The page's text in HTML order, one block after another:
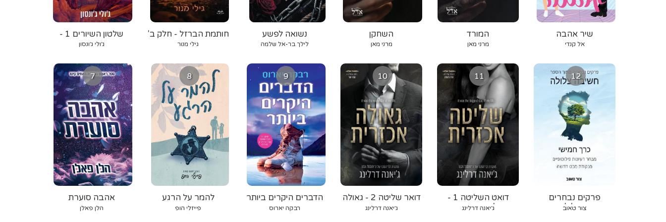
שלטון השיורים 1 -
אורגת הרוח
ג׳ולי ג׳ונסון
חותמת הברזל - חלק ב'
גילי מנור
נשואה לפשע
לילך בר-אל שלמה
השחקן
מרני מאן
המורד
מרני מאן
שיר אהבה
אל קנדי
7
אהבה סוערת
הלן פאלן
8
להמר על הרגע
פייזלי הופ
9
הדברים היקרים ביותר
רבקה יארוס
10
דואר שליטה 2 - גאולה
אכזרית
ג׳יאנה דרלינג
11
דואט השליטה 1 -
שליטה אכזרית
ג׳יאנה דרלינג
12
פרקים נבחרים
מחשיבה צלולה - כרך
צור טאוב